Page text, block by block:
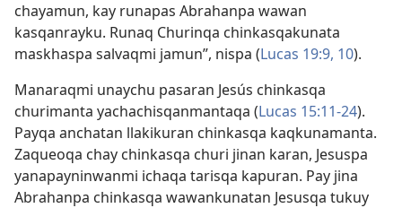
chayamun, kay runapas Abrahanpa wawan
kasqanrayku. Runaq Churinqa chinkasqakunata
maskhaspa salvaqmi jamun”, nispa (Lucas 19:9, 10).
Manaraqmi unaychu pasaran Jesús chinkasqa
churimanta yachachisqanmantaqa (Lucas 15:11-24).
Payqa anchatan llakikuran chinkasqa kaqkunamanta.
Zaqueoqa chay chinkasqa churi jinan karan, Jesuspa
yanapayninwanmi ichaqa tarisqa kapuran. Pay jina
Abrahanpa chinkasqa wawankunatan Jesusqa tukuy